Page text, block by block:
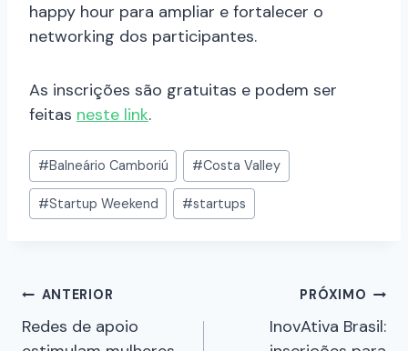
happy hour para ampliar e fortalecer o
networking dos participantes.
As inscrições são gratuitas e podem ser
feitas neste link.
#Balneário Camboriú #Costa Valley
#Startup Weekend #startups
ANTERIOR
Redes de apoio
PRÓXIMO
InovAtiva Brasil: